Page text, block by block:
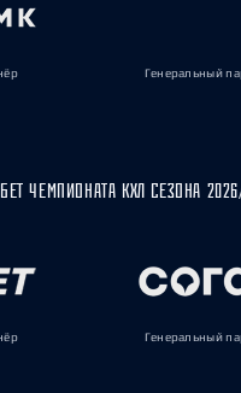
Генеральный
ЧЕМПИОНАТА КХЛ СЕЗОНА
Генеральный